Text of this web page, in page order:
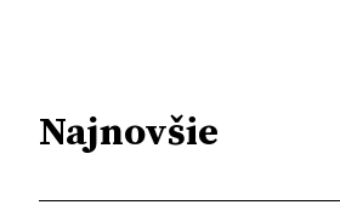
Najnovšie